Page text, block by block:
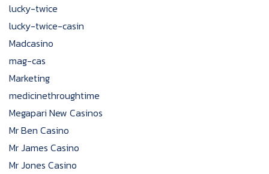
lucky-twice
lucky-twice-casin
Madcasino
mag-cas
Marketing
medicinethroughtime
Megapari New Casinos
Mr Ben Casino
Mr James Casino
Mr Jones Casino